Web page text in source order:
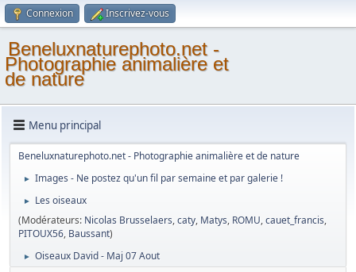
Connexion Inscrivez-vous
Beneluxnaturephoto.net -
Photographie animalière et
de nature
Menu principal
Beneluxnaturephoto.net - Photographie animalière et de nature
► Images - Ne postez qu'un fil par semaine et par galerie !
►
Les oiseaux
(Modérateurs: Nicolas Brusselaers,caty, Matys, ROMU,cauet_francis,
PITOUX56, Baussant)
► Oiseaux David - Maj 07 Aout